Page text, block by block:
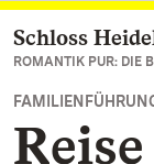
Zum
Schloss
ROMANTIK PUR: DIE